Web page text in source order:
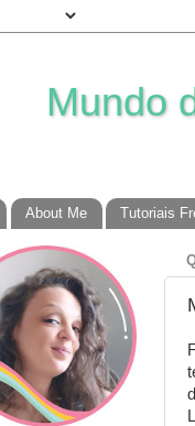
Mundo
About Me Tutoriais